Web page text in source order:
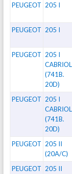
PEUGEOT 205 I
PEUGEOT 205 I
PEUGEOT 205 I
(741B.
20D)
PEUGEOT 205 I
(741B.
20D)
PEUGEOT 205 II
(20A/C)
PEUGEOT 205 II